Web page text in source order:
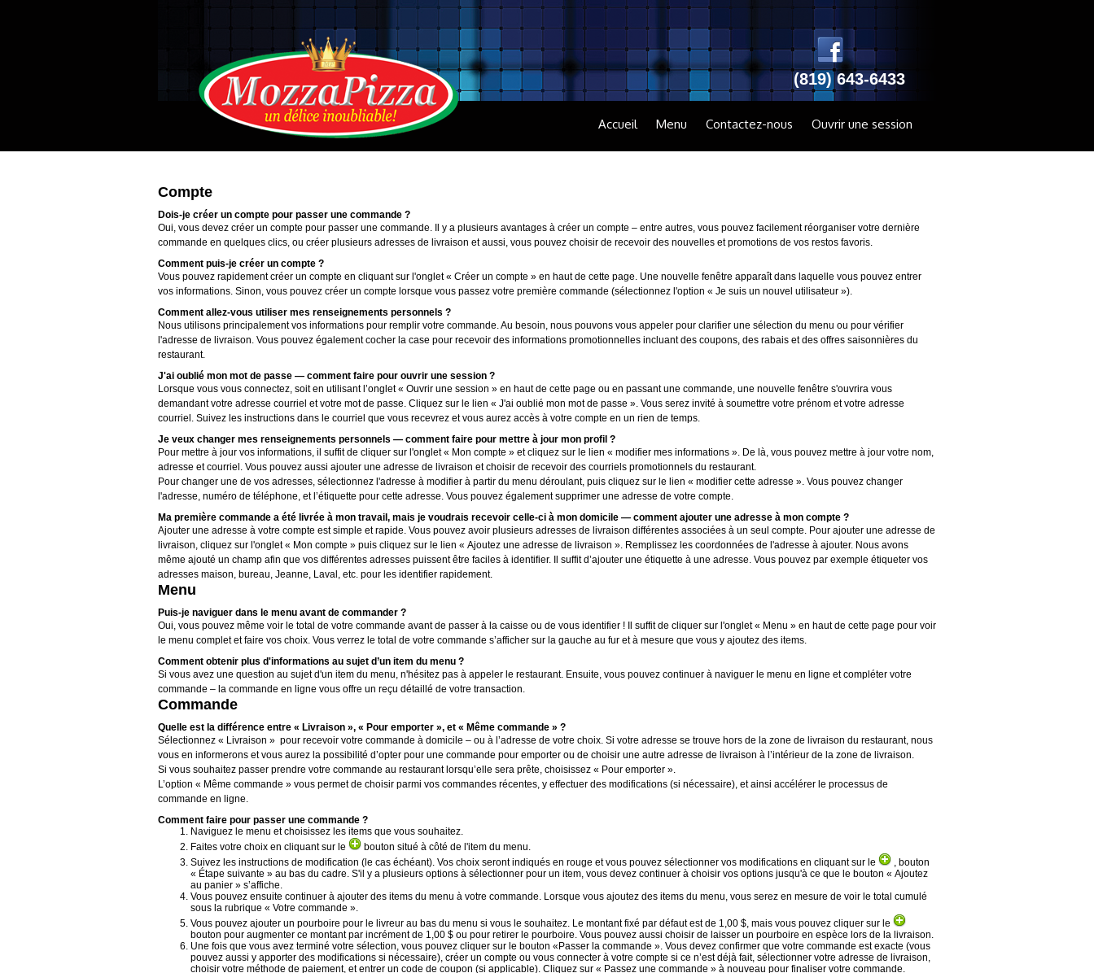
(819) 643-6433
Accueil Menu Contactez-nous Ouvrir une session
Compte
Dois-je créer un compte pour passer une commande ?
Oui, vous devez créer un compte pour passer une commande. Il y a plusieurs avantages à créer un compte – entre autres, vous pouvez facilement réorganiser votre dernière
commande en quelques clics, ou créer plusieurs adresses de livraison et aussi, vous pouvez choisir de recevoir des nouvelles et promotions de vos restos favoris.
Comment puis-je créer un compte ?
Vous pouvez rapidement créer un compte en cliquant sur l'onglet « Créer un compte » en haut de cette page. Une nouvelle fenêtre apparaît dans laquelle vous pouvez entrer
vos informations. Sinon, vous pouvez créer un compte lorsque vous passez votre première commande (sélectionnez l'option « Je suis un nouvel utilisateur »).
Comment allez-vous utiliser mes renseignements personnels ?
Nous utilisons principalement vos informations pour remplir votre commande. Au besoin, nous pouvons vous appeler pour clarifier une sélection du menu ou pour vérifier
l'adresse de livraison. Vous pouvez également cocher la case pour recevoir des informations promotionnelles incluant des coupons, des rabais et des offres saisonnières du
restaurant.
J'ai oublié mon mot de passe — comment faire pour ouvrir une session ?
Lorsque vous vous connectez, soit en utilisant l’onglet « Ouvrir une session » en haut de cette page ou en passant une commande, une nouvelle fenêtre s'ouvrira vous
demandant votre adresse courriel et votre mot de passe. Cliquez sur le lien « J'ai oublié mon mot de passe ». Vous serez invité à soumettre votre prénom et votre adresse
courriel. Suivez les instructions dans le courriel que vous recevrez et vous aurez accès à votre compte en un rien de temps.
Je veux changer mes renseignements personnels — comment faire pour mettre à jour mon profil ?
Pour mettre à jour vos informations, il suffit de cliquer sur l'onglet « Mon compte » et cliquez sur le lien « modifier mes informations ». De là, vous pouvez mettre à jour votre nom,
adresse et courriel. Vous pouvez aussi ajouter une adresse de livraison et choisir de recevoir des courriels promotionnels du restaurant.
Pour changer une de vos adresses, sélectionnez l'adresse à modifier à partir du menu déroulant, puis cliquez sur le lien « modifier cette adresse ». Vous pouvez changer
l'adresse, numéro de téléphone, et l’étiquette pour cette adresse. Vous pouvez également supprimer une adresse de votre compte.
Ma première commande a été livrée à mon travail, mais je voudrais recevoir celle-ci à mon domicile — comment ajouter une adresse à mon compte ?
Ajouter une adresse à votre compte est simple et rapide. Vous pouvez avoir plusieurs adresses de livraison différentes associées à un seul compte. Pour ajouter une adresse de
livraison, cliquez sur l'onglet « Mon compte » puis cliquez sur le lien « Ajoutez une adresse de livraison ». Remplissez les coordonnées de l'adresse à ajouter. Nous avons
même ajouté un champ afin que vos différentes adresses puissent être faciles à identifier. Il suffit d’ajouter une étiquette à une adresse. Vous pouvez par exemple étiqueter vos
adresses maison, bureau, Jeanne, Laval, etc. pour les identifier rapidement.
Menu
Puis-je naviguer dans le menu avant de commander ?
Oui, vous pouvez même voir le total de votre commande avant de passer à la caisse ou de vous identifier ! Il suffit de cliquer sur l'onglet « Menu » en haut de cette page pour voir
le menu complet et faire vos choix. Vous verrez le total de votre commande s’afficher sur la gauche au fur et à mesure que vous y ajoutez des items.
Comment obtenir plus d'informations au sujet d’un item du menu ?
Si vous avez une question au sujet d'un item du menu, n'hésitez pas à appeler le restaurant. Ensuite, vous pouvez continuer à naviguer le menu en ligne et compléter votre
commande – la commande en ligne vous offre un reçu détaillé de votre transaction.
Commande
Quelle est la différence entre « Livraison », « Pour emporter », et « Même commande » ?
Sélectionnez « Livraison » pour recevoir votre commande à domicile – ou à l’adresse de votre choix. Si votre adresse se trouve hors de la zone de livraison du restaurant, nous
vous en informerons et vous aurez la possibilité d’opter pour une commande pour emporter ou de choisir une autre adresse de livraison à l’intérieur de la zone de livraison.
Si vous souhaitez passer prendre votre commande au restaurant lorsqu’elle sera prête, choisissez « Pour emporter ».
L’option « Même commande » vous permet de choisir parmi vos commandes récentes, y effectuer des modifications (si nécessaire), et ainsi accélérer le processus de
commande en ligne.
Comment faire pour passer une commande ?
Naviguez le menu et choisissez les items que vous souhaitez.
Faites votre choix en cliquant sur le
bouton situé à côté de l'item du menu.
Suivez les instructions de modification (le cas échéant). Vos choix seront indiqués en rouge et vous pouvez sélectionner vos modifications en cliquant sur le
, bouton
« Étape suivante » au bas du cadre. S'il y a plusieurs options à sélectionner pour un item, vous devez continuer à choisir vos options jusqu'à ce que le bouton « Ajoutez
au panier » s’affiche.
Vous pouvez ensuite continuer à ajouter des items du menu à votre commande. Lorsque vous ajoutez des items du menu, vous serez en mesure de voir le total cumulé
sous la rubrique « Votre commande ».
Vous pouvez ajouter un pourboire pour le livreur au bas du menu si vous le souhaitez. Le montant fixé par défaut est de 1,00 $, mais vous pouvez cliquer sur le
bouton pour augmenter ce montant par incrément de 1,00 $ ou pour retirer le pourboire. Vous pouvez aussi choisir de laisser un pourboire en espèce lors de la livraison.
Une fois que vous avez terminé votre sélection, vous pouvez cliquer sur le bouton «Passer la commande ». Vous devez confirmer que votre commande est exacte (vous
pouvez aussi y apporter des modifications si nécessaire), créer un compte ou vous connecter à votre compte si ce n’est déjà fait, sélectionner votre adresse de livraison,
choisir votre méthode de paiement, et entrer un code de coupon (si applicable). Cliquez sur « Passez une commande » à nouveau pour finaliser votre commande.